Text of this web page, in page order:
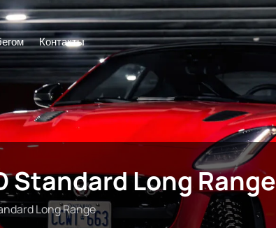
Контакты
Standard Long Range
Long Range